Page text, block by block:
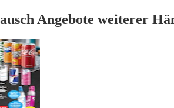
Angebote weiterer